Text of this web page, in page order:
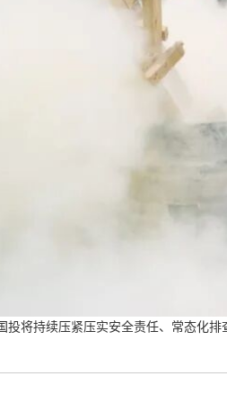
投将持续压紧压实安全责任、常态化